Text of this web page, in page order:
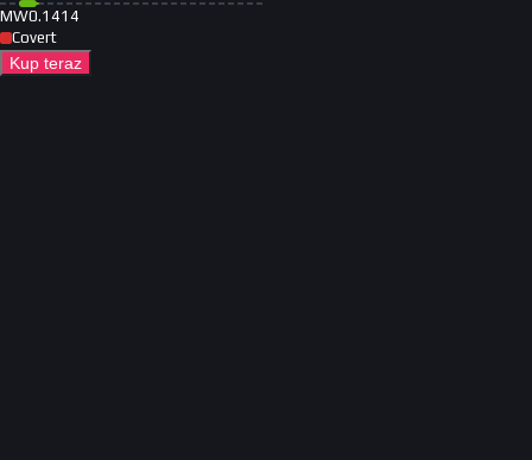
MW0.1414
Covert
Kup teraz